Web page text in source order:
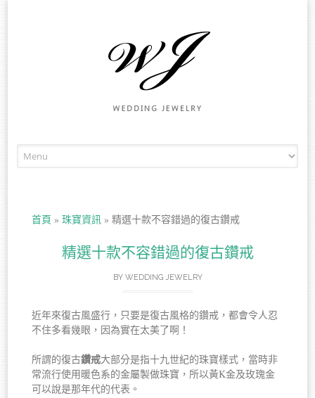
首頁 » 珠寶資訊 » 精選十款不容錯過的復古鑽戒
精選十款不容錯過的復古鑽戒
BY WEDDING JEWELRY
近年來復古風盛行，只要是復古風格的鑽戒，都會令人忍
不住多看幾眼，因為實在太美了啊！
所謂的復古鑽戒大部分是指十九世紀的珠寶樣式，當時非
常流行使用暖色系的金屬製做珠寶，所以黃K金及玫瑰金
可以說是那年代的代表。